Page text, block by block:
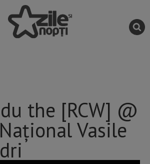
the [RCW] @
Vasile